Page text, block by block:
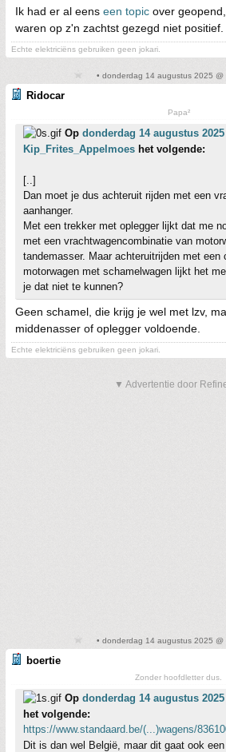
Ik had er al eens een topic over
waren op z'n zachtst gezegd niet positief.
Echte elektriciëns gebruiken geen jokari.
• donderdag 14 augustus 2025 @
Ridocar
Papa²
Op donderdag 14 augustus 2025
Kip_Frites_Appelmoes het volgende:
[..]
Dan moet je dus achteruit rijden met een
aanhanger.
Met een trekker met oplegger lijkt dat me
met een vrachtwagencombinatie van
tandemasser. Maar achteruitrijden met een
motorwagen met schamelwagen lijkt het
je dat niet te kunnen?
Geen schamel, die krijg je wel met lzv,
middenasser of oplegger voldoende.
Echte elektriciëns gebruiken geen jokari.
▼ Advertentie door
• donderdag 14 augustus 2025 @
boertie
Zonder hoofdletter dus.
Op donderdag 14 augustus 2025
het volgende:
https://www.standaard.be/(...)wagens/
Dit is dan wel België, maar dit gaat ook